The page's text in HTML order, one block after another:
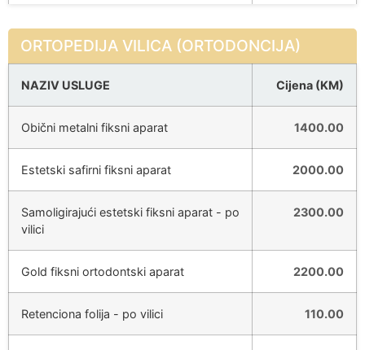
ORTOPEDIJA VILICA (ORTODONCIJA)
NAZIV USLUGE Cijena (KM)
Obični metalni fiksni aparat 1400.00
Estetski safirni fiksni aparat 2000.00
Samoligirajući estetski fiksni aparat - po
vilici
2300.00
Gold fiksni ortodontski aparat 2200.00
Retenciona folija - po vilici 110.00